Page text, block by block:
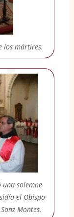
los mártires.
una solemne
el Obispo
Montes.